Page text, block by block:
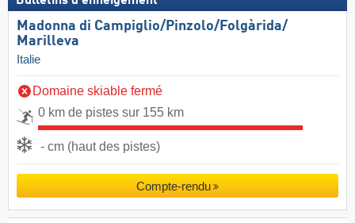
Madonna di Campiglio/​Pinzolo/​Folgàrida/​
Marilleva
Italie
Domaine skiable fermé
0 km de pistes sur 155 km
- cm (haut des pistes)
Compte-rendu